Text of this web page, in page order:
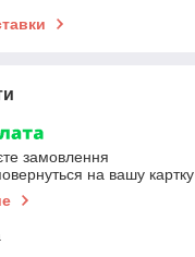
замовлення
на вашу картку